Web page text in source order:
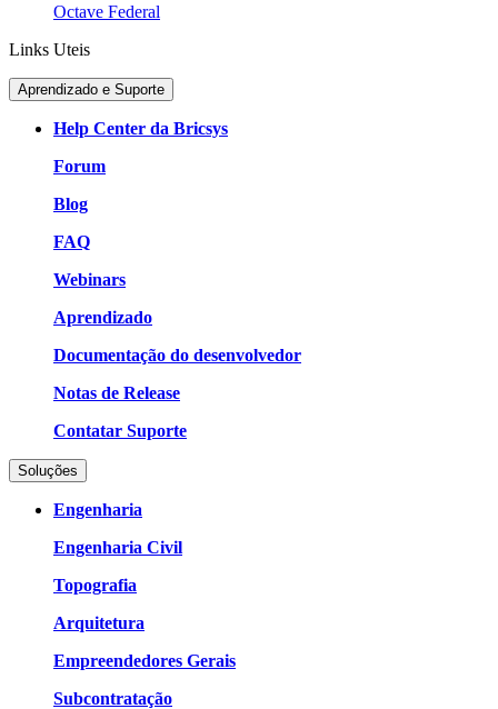
Octave Federal
Links Uteis
Aprendizado e Suporte
Help Center da Bricsys
Forum
Blog
FAQ
Webinars
Aprendizado
Documentação do desenvolvedor
Notas de Release
Contatar Suporte
Soluções
Engenharia
Engenharia Civil
Topografia
Arquitetura
Empreendedores Gerais
Subcontratação